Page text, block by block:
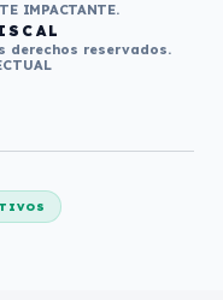
IMPACTANTE.
derechos reservados.